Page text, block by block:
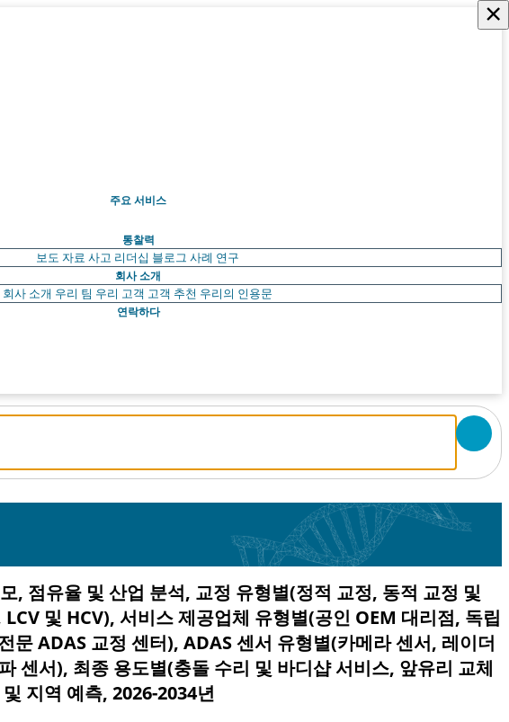
주요 서비스
통찰력
보도 자료 사고 리더십 블로그 사례 연구
회사 소개
회사 소개 우리 팀 우리 고객 고객 추천 우리의 인용문
연락하다
×
, 점유율 및 산업 분석, 교정 유형별(정적 교정, 동적 교정 및
및 HCV), 서비스 제공업체 유형별(공인 OEM 대리점, 독립
문 ADAS 교정 센터), ADAS 센서 유형별(카메라 센서, 레이더
센서), 최종 용도별(충돌 수리 및 바디샵 서비스, 앞유리 교체
지역 예측, 2026-2034년